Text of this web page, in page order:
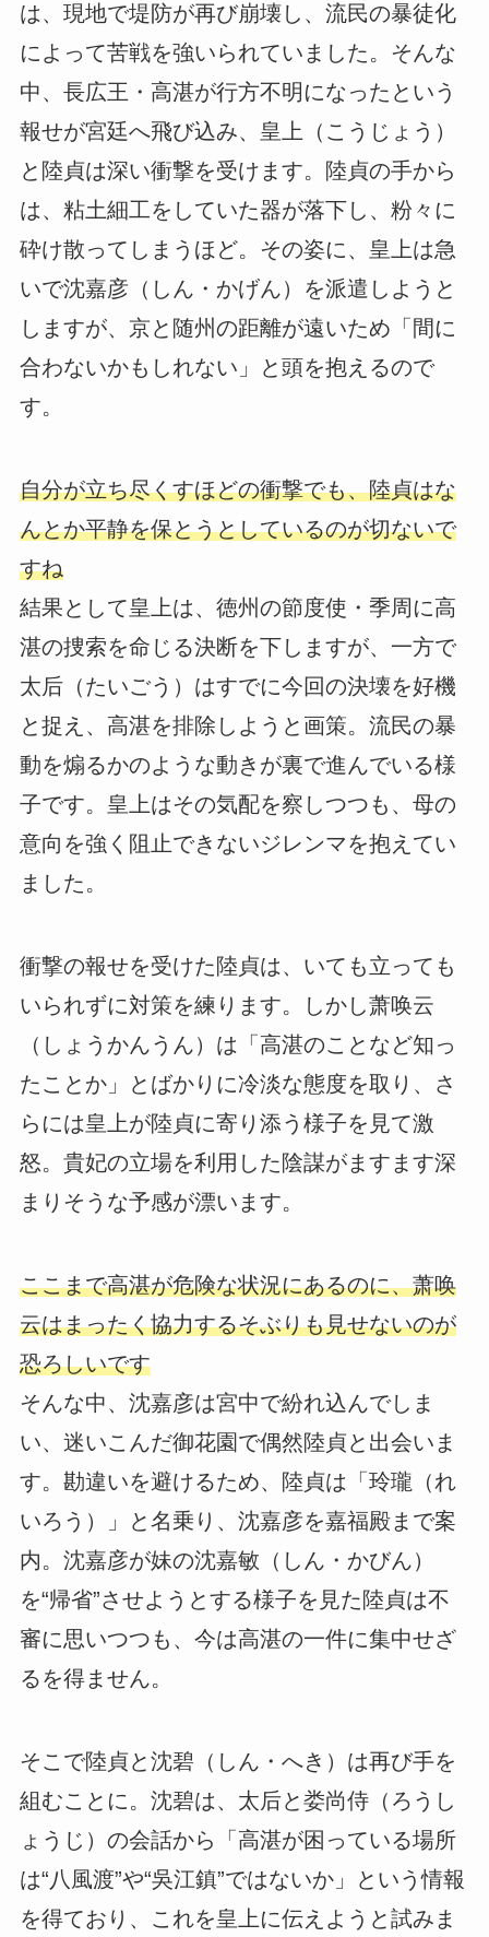
は、現地で堤防が再び崩壊し、流民の暴徒化
によって苦戦を強いられていました。そんな
中、長広王・高湛が行方不明になったという
報せが宮廷へ飛び込み、皇上（こうじょう）
と陸貞は深い衝撃を受けます。陸貞の手から
は、粘土細工をしていた器が落下し、粉々に
砕け散ってしまうほど。その姿に、皇上は急
いで沈嘉彦（しん・かげん）を派遣しようと
しますが、京と随州の距離が遠いため「間に
合わないかもしれない」と頭を抱えるので
す。
自分が立ち尽くすほどの衝撃でも、陸貞はな
んとか平静を保とうとしているのが切ないで
すね
結果として皇上は、徳州の節度使・季周に高
湛の捜索を命じる決断を下しますが、一方で
太后（たいごう）はすでに今回の決壊を好機
と捉え、高湛を排除しようと画策。流民の暴
動を煽るかのような動きが裏で進んでいる様
子です。皇上はその気配を察しつつも、母の
意向を強く阻止できないジレンマを抱えてい
ました。
衝撃の報せを受けた陸貞は、いても立っても
いられずに対策を練ります。しかし萧唤云
（しょうかんうん）は「高湛のことなど知っ
たことか」とばかりに冷淡な態度を取り、さ
らには皇上が陸貞に寄り添う様子を見て激
怒。貴妃の立場を利用した陰謀がますます深
まりそうな予感が漂います。
ここまで高湛が危険な状況にあるのに、萧唤
云はまったく協力するそぶりも見せないのが
恐ろしいです
そんな中、沈嘉彦は宮中で紛れ込んでしま
い、迷いこんだ御花園で偶然陸貞と出会いま
す。勘違いを避けるため、陸貞は「玲瓏（れ
いろう）」と名乗り、沈嘉彦を嘉福殿まで案
内。沈嘉彦が妹の沈嘉敏（しん・かびん）
を“帰省”させようとする様子を見た陸貞は不
審に思いつつも、今は高湛の一件に集中せざ
るを得ません。
そこで陸貞と沈碧（しん・へき）は再び手を
組むことに。沈碧は、太后と娄尚侍（ろうし
ょうじ）の会話から「高湛が困っている場所
は“八風渡”や“吳江鎮”ではないか」という情報
を得ており、これを皇上に伝えようと試みま